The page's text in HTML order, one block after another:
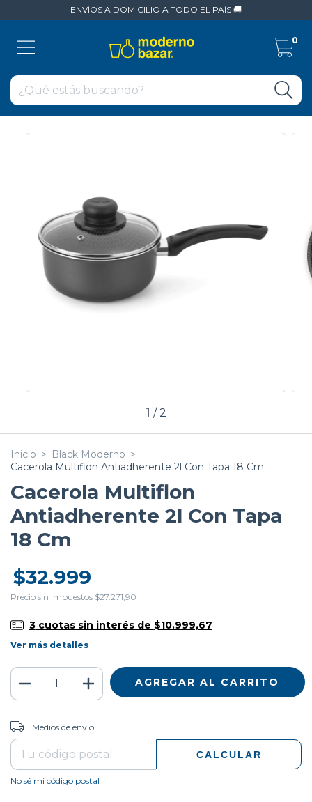
ENVÍOS A DOMICILIO A TODO EL PAÍS 🚚
0
1 / 2
Inicio > Black Moderno >
Cacerola Multiflon Antiadherente 2l Con Tapa 18 Cm
Cacerola Multiflon
Antiadherente 2l Con Tapa
18 Cm
$32.999
Precio sin impuestos $27.271,90
3 cuotas sin interés de $10.999,67
Ver más detalles
Entregas para el CP:
Medios de envío
CALCULAR
No sé mi código postal